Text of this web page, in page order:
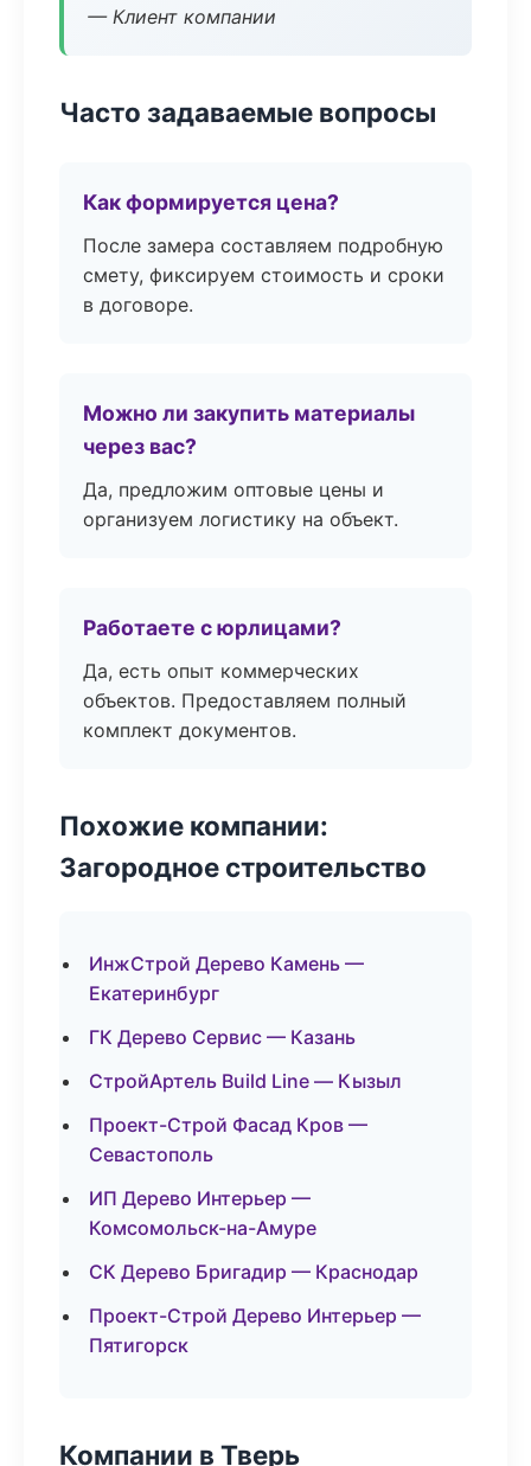
— Клиент компании
Часто задаваемые вопросы
Как формируется цена?
После замера составляем подробную
смету, фиксируем стоимость и сроки
в договоре.
Можно ли закупить материалы
через вас?
Да, предложим оптовые цены и
организуем логистику на объект.
Работаете с юрлицами?
Да, есть опыт коммерческих
объектов. Предоставляем полный
комплект документов.
Похожие компании:
Загородное строительство
ИнжСтрой Дерево Камень —
Екатеринбург
ГК Дерево Сервис — Казань
СтройАртель Build Line — Кызыл
Проект-Строй Фасад Кров —
Севастополь
ИП Дерево Интерьер —
Комсомольск-на-Амуре
СК Дерево Бригадир — Краснодар
Проект-Строй Дерево Интерьер —
Пятигорск
Компании в Тверь